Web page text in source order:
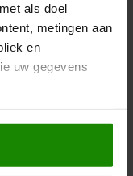
als doel
metingen aan
en
uw gegevens
geografische
kan zijn